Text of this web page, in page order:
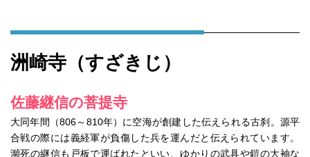
洲崎寺（すざきじ）
佐藤継信の菩提寺
大同年間（806～810年）に空海が創建した伝えられる古刹。源平
合戦の際には義経軍が負傷した兵を運んだと伝えられています。
瀕死の継信も戸板で運ばれたといい、ゆかりの武具や鎧の大袖な